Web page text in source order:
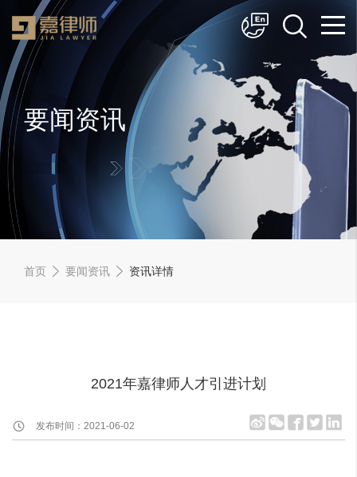
简体中文
English
要闻资讯
首页 要闻资讯 资讯详情
2021年嘉律师人才引进计划
发布时间：2021-06-02